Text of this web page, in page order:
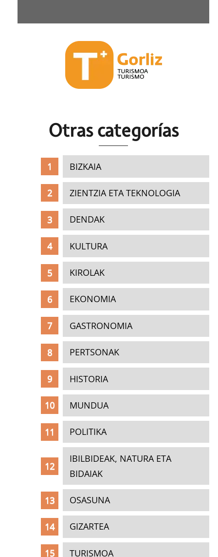
Otras categorías
BIZKAIA
ZIENTZIA ETA TEKNOLOGIA
DENDAK
KULTURA
KIROLAK
EKONOMIA
GASTRONOMIA
PERTSONAK
HISTORIA
MUNDUA
POLITIKA
IBILBIDEAK, NATURA ETA
BIDAIAK
OSASUNA
GIZARTEA
TURISMOA